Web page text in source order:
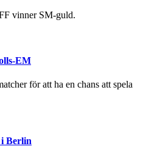
vinner SM-guld.
EM
för att ha en chans att spela
i Berlin